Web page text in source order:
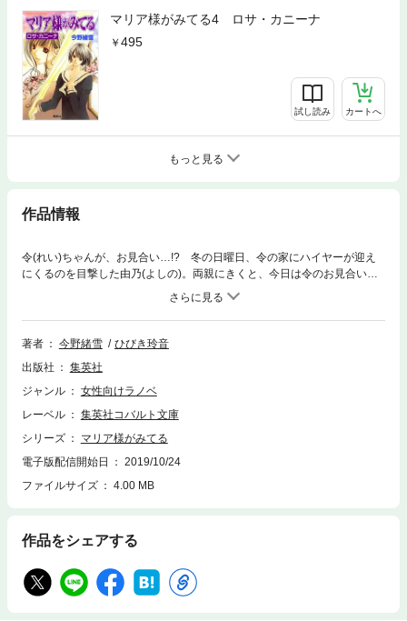
マリア様がみてる4 ロサ・カニーナ
495
試し読み カートへ
もっと見る
作品情報
令(れい)ちゃんが、お見合い…!? 冬の日曜日、令の家にハイヤーが迎え
にくるのを目撃した由乃(よしの)。両親にきくと、今日は令のお見合いの
日だというのだが…!? 黄薔薇(ﾛｻ･ﾌｪﾃｨﾀﾞ)、白薔薇(ﾛｻ･ｷﾞｶﾞﾝﾃｨｱ)、紅薔薇
(ﾛｻ･ｷﾈﾝｼｽ)、それぞれの冬物語を描く、人気シリーズ！
著者 今野緒雪
ひびき玲音
出版社
集英社
ジャンル
女性向けラノベ
レーベル
集英社コバルト文庫
シリーズ
マリア様がみてる
電子版配信開始日
2019/10/24
ファイルサイズ
4.00 MB
作品をシェアする